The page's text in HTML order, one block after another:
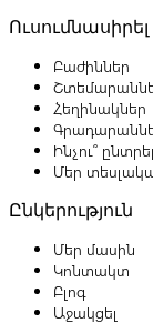
Ուսումնասիրել
Բաժիններ
Հեղինակներ
Ինչու՞
Մեր
Ընկերություն
Մեր մասին
Կոնտակտ
Բլոգ
Աջակցել